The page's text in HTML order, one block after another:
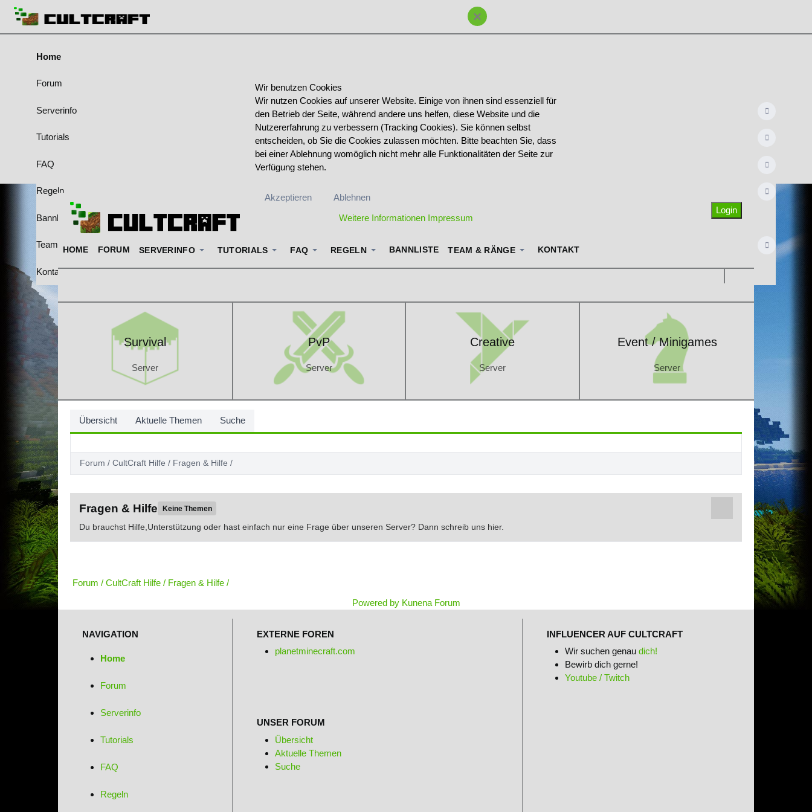
×
Home
Forum
Serverinfo
Tutorials
FAQ
Regeln
Bannliste
Team & Ränge
Kontakt
Login
HOME FORUM SERVERINFO TUTORIALS FAQ REGELN BANNLISTE TEAM & RÄNGE KONTAKT
Survival
Server
Survival
PvP
Server
Server
Creative
Server
Creative
Server
Event / Minigames
Server
Event / Minigames
Server
Übersicht Aktuelle Themen Suche
Forum CultCraft Hilfe Fragen & Hilfe
Fragen & Hilfe Keine Themen
Du brauchst Hilfe,Unterstützung oder hast einfach nur eine Frage über unseren Server? Dann schreib uns hier.
Forum CultCraft Hilfe
Fragen & Hilfe
Powered by Kunena Forum
NAVIGATION
Home
Forum
Serverinfo
Tutorials
FAQ
Regeln
EXTERNE FOREN
planetminecraft.com
UNSER FORUM
Übersicht
Aktuelle Themen
Suche
INFLUENCER AUF CULTCRAFT
Wir suchen genau dich!
Bewirb dich gerne!
Youtube / Twitch
Wir benutzen Cookies
Wir nutzen Cookies auf unserer Website. Einige von ihnen sind essenziell für
den Betrieb der Seite, während andere uns helfen, diese Website und die
Nutzererfahrung zu verbessern (Tracking Cookies). Sie können selbst
entscheiden, ob Sie die Cookies zulassen möchten. Bitte beachten Sie, dass
bei einer Ablehnung womöglich nicht mehr alle Funktionalitäten der Seite zur
Verfügung stehen.
Akzeptieren Ablehnen
Weitere Informationen Impressum